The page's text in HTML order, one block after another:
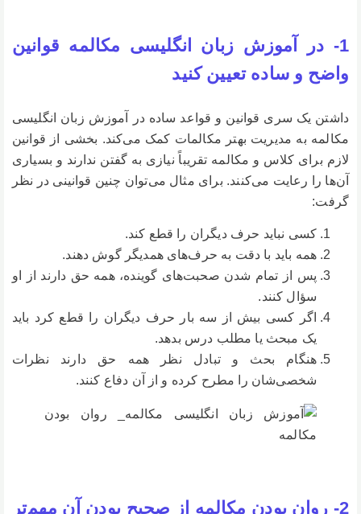
1- در آموزش زبان انگلیسی مکالمه قوانین
واضح و ساده تعیین کنید
داشتن یک سری قوانین و قواعد ساده در آموزش زبان انگلیسی
مکالمه به مدیریت بهتر مکالمات کمک می‌کند. بخشی از قوانین
لازم برای کلاس و مکالمه تقریباً نیازی به گفتن ندارند و بسیاری
آن‌ها را رعایت می‌کنند. برای مثال می‌توان چنین قوانینی در نظر
گرفت:
کسی نباید حرف دیگران را قطع کند.
همه باید با دقت به حرف‌های همدیگر گوش دهند.
پس از تمام شدن صحبت‌های گوینده، همه حق دارند از او
سؤال کنند.
اگر کسی بیش از سه بار حرف دیگران را قطع کرد باید
یک مبحث یا مطلب درس بدهد.
هنگام بحث و تبادل نظر همه حق دارند نظرات
شخصی‌شان را مطرح کرده و از آن دفاع کنند.
2- روان بودن مکالمه از صحیح بودن آن مهم‌تر